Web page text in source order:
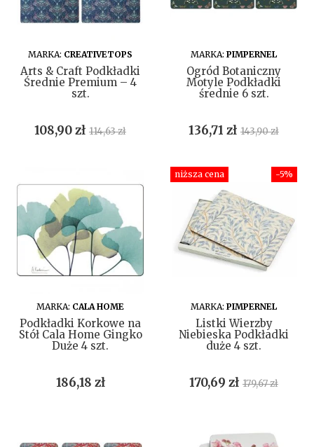
DO KOSZYKA
MARKA: CREATIVETOPS
Arts & Craft Podkładki
Średnie Premium – 4
szt.
Cena
108,90 zł Cena
114,63 zł
DO KOSZYKA
MARKA: PIMPERNEL
Ogród Botaniczny
Motyle Podkładki
średnie 6 szt.
Cena
136,71 zł Cena
143,90 zł
DO KOSZYKA
MARKA: CALA HOME
Podkładki Korkowe na
Stół Cala Home Gingko
Duże 4 szt.
Cena
186,18 zł
-5%
niższa cena
DO KOSZYKA
MARKA: PIMPERNEL
Listki Wierzby
Niebieska Podkładki
duże 4 szt.
Cena
170,69 zł Cena
179,67 zł